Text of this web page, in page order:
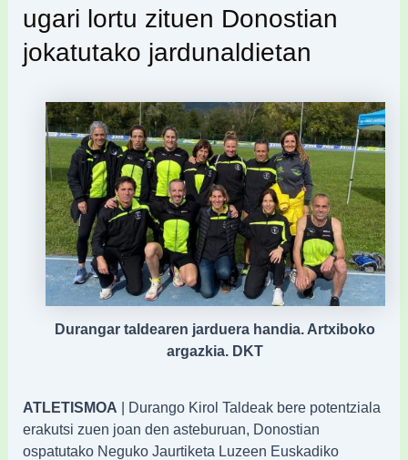
ugari lortu zituen Donostian
jokatutako jardunaldietan
Durangar taldearen jarduera handia. Artxiboko
argazkia. DKT
ATLETISMOA | Durango Kirol Taldeak bere potentziala
erakutsi zuen joan den asteburuan, Donostian
ospatutako Neguko Jaurtiketa Luzeen Euskadiko